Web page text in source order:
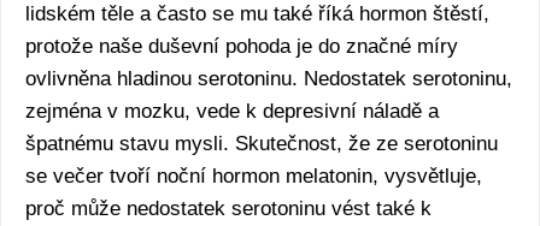
lidském těle a často se mu také říká hormon štěstí,
protože naše duševní pohoda je do značné míry
ovlivněna hladinou serotoninu. Nedostatek serotoninu,
zejména v mozku, vede k depresivní náladě a
špatnému stavu mysli. Skutečnost, že ze serotoninu
se večer tvoří noční hormon melatonin, vysvětluje,
proč může nedostatek serotoninu vést také k